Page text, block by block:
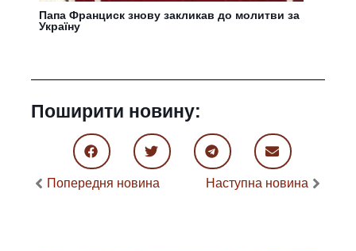
Папа Франциск знову закликав до молитви за
Україну
Поширити новину:
Попередня новина Наступна новина